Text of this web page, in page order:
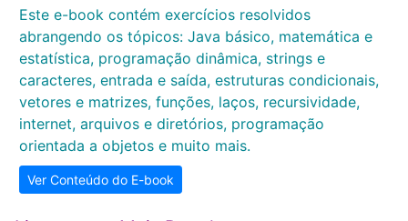
Este e-book contém exercícios resolvidos
abrangendo os tópicos: Java básico, matemática e
estatística, programação dinâmica, strings e
caracteres, entrada e saída, estruturas condicionais,
vetores e matrizes, funções, laços, recursividade,
internet, arquivos e diretórios, programação
orientada a objetos e muito mais.
Ver Conteúdo do E-book